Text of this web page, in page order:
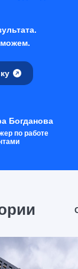
Богданова
по работе